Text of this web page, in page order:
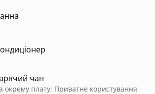
чан
окрему плату; Приватне користування